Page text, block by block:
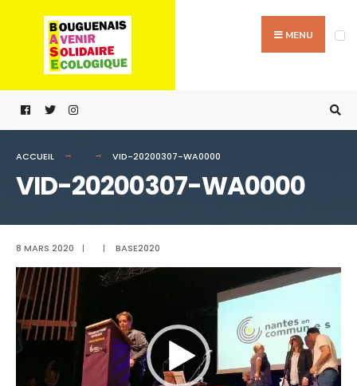
contenu
MENU
ACCUEIL VID-20200307-WA0000
VID-20200307-WA0000
8 MARS 2020 | | BASE2020
Lecteur
vidéo
for: